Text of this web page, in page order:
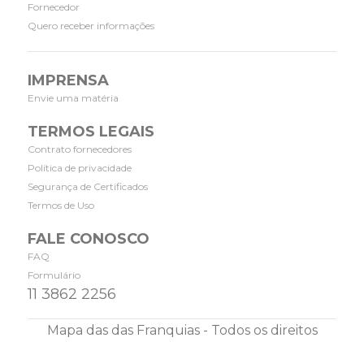
Fornecedor
Quero receber informações
IMPRENSA
Envie uma matéria
TERMOS LEGAIS
Contrato fornecedores
Política de privacidade
Segurança de Certificados
Termos de Uso
FALE CONOSCO
FAQ
Formulário
11 3862 2256
Mapa das das Franquias - Todos os direitos